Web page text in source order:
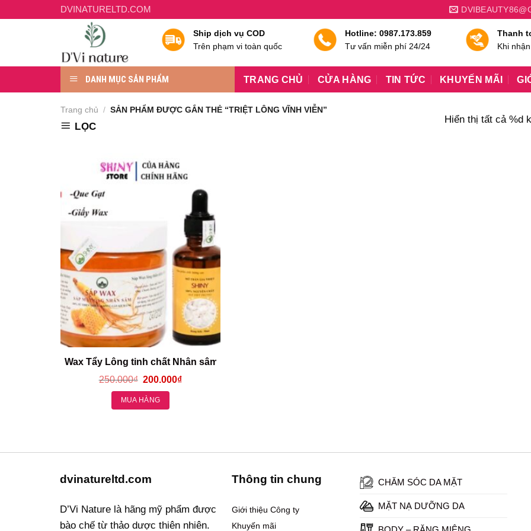
DVINATURELTD.COM
Ship dịch vụ COD
Trên phạm vi toàn quốc
Hotline: 0987.173.859
Tư vấn miễn phí 24/24
Thanh
Khi
DANH MỤC SẢN PHẨM TRANG CHỦ CỬA HÀNG TIN TỨC KHUYẾN MÃI
Trang chủ / SẢN PHẨM ĐƯỢC GẮN THẺ “TRIỆT LÔNG VĨNH VIỄN”
LỌC
Hiển thị tất cả %d
Wax Tẩy Lông tinh chất Nhân sâm Lô hội ~ Mỡ Trăn Shiny
250.000₫ 200.000₫
MUA HÀNG
dvinatureltd.com
D’Vi Nature là hãng mỹ phẩm được
bào chế từ thảo dược thiên nhiên.
Thông tin chung
Giới thiệu Công ty
Khuyến mãi
CHĂM SÓC DA MẶT
MẶT NẠ DƯỠNG DA